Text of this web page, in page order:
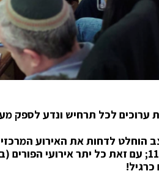
ערוכים לכל תרחיש ונדע לספק
הוחלט לדחות את האירוע
הקרוב, 11.03.2020; עם זאת כל יתר